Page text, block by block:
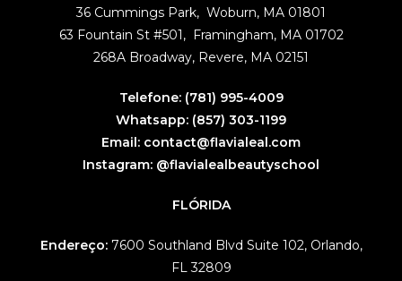
36 Cummings Park, Woburn, MA 01801
63 Fountain St #501, Framingham, MA 01702
268A Broadway, Revere, MA 02151
Telefone: (781) 995-4009
Whatsapp: (857) 303-1199
Email: contact@flavialeal.com
Instagram: @flavialealbeautyschool
FLÓRIDA
Endereço:7600 Southland Blvd Suite 102, Orlando,
FL 32809